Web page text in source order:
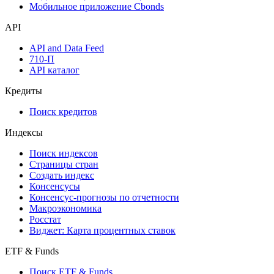
Надстройка Excel
Мобильное приложение Cbonds
API
API and Data Feed
API каталог
Кредиты
Поиск кредитов
Индексы
Поиск индексов
Страницы стран
Создать индекс
Консенсусы
Консенсус-прогнозы по отчетности
Макроэкономика